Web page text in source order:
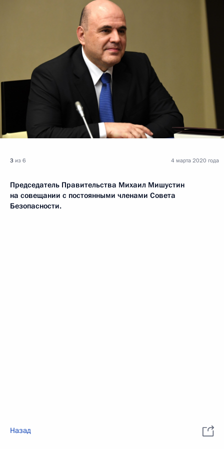
3 из 6
Председатель Правительства Михаил Мишустин
на совещании с постоянными членами Совета
Безопасности.
4 марта 2020 года
Назад